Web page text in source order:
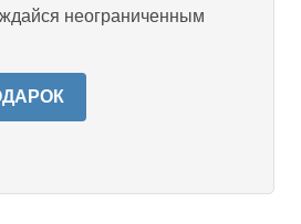
неограниченным